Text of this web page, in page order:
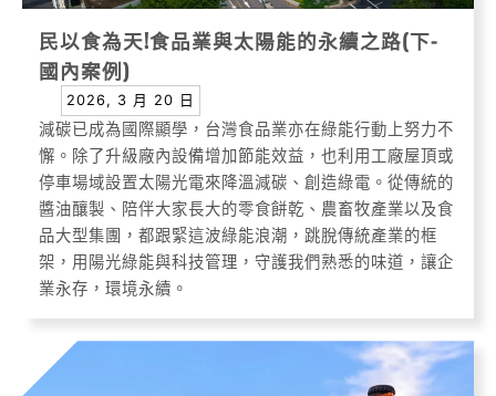
民以食為天!食品業與太陽能的永續之路(下-
國內案例)
2026, 3 月 20 日
減碳已成為國際顯學，台灣食品業亦在綠能行動上努力不
懈。除了升級廠內設備增加節能效益，也利用工廠屋頂或
停車場域設置太陽光電來降溫減碳、創造綠電。從傳統的
醬油釀製、陪伴大家長大的零食餅乾、農畜牧產業以及食
品大型集團，都跟緊這波綠能浪潮，跳脫傳統產業的框
架，用陽光綠能與科技管理，守護我們熟悉的味道，讓企
業永存，環境永續。